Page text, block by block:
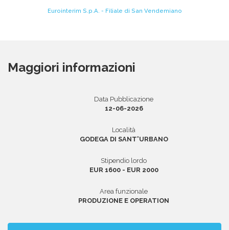
Domande e Risposte
INVIA CV
Eurointerim S.p.A. - Filiale di San Vendemiano
Maggiori informazioni
Data Pubblicazione
12-06-2026
Località
GODEGA DI SANT'URBANO
Stipendio lordo
EUR 1600 - EUR 2000
Area funzionale
PRODUZIONE E OPERATION